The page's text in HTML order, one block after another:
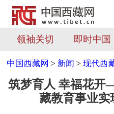
领袖关切 即时中国
中国西藏网 > 新闻 >现代西
筑梦育人 幸福花
藏教育事业实